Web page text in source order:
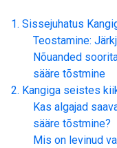
Sissejuhatus
Teostamine:
Nõuanded
sääre tõstmine
Kangiga seistes
Kas algajad
sääre tõstmine?
Mis on levinud